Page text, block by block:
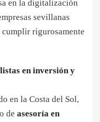
en la digitalización
sevillanas
rigurosamente
en inversión y
en la Costa del Sol,
de asesoría en